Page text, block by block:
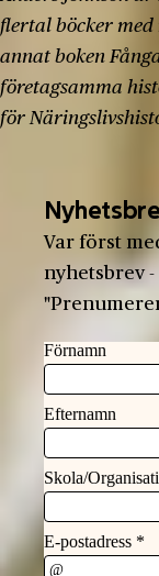
flertal böcker
annat boken
företagsamma
för
Var först
nyhetsbrev